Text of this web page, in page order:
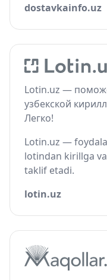
dostavkainfo.uz
Lotin.uz —
узбекской
Легко!
Lotin.uz —
lotindan kirillga
taklif etadi.
lotin.uz